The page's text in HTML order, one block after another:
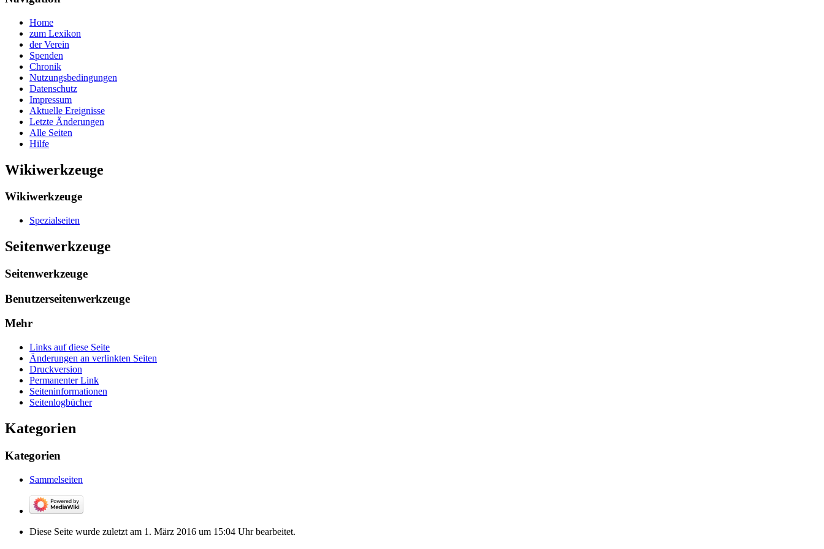
Home
zum Lexikon
der Verein
Spenden
Chronik
Nutzungsbedingungen
Datenschutz
Impressum
Aktuelle Ereignisse
Letzte Änderungen
Alle Seiten
Hilfe
Wikiwerkzeuge
Wikiwerkzeuge
Spezialseiten
Seitenwerkzeuge
Seitenwerkzeuge
Benutzerseitenwerkzeuge
Mehr
Links auf diese Seite
Änderungen an verlinkten Seiten
Druckversion
Permanenter Link
Seiten­­informationen
Seitenlogbücher
Kategorien
Kategorien
Sammelseiten
Diese Seite wurde zuletzt am 1. März 2016 um 15:04 Uhr bearbeitet.